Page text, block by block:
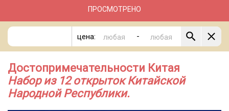
ПРОСМОТРЕНО
цена: -
Достопримечательности Китая
Набор из 12 открыток Китайской
Народной Республики.